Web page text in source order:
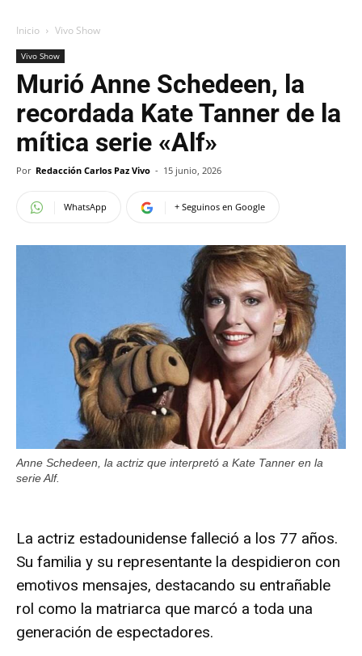
Inicio Vivo Show
Vivo Show
Murió Anne Schedeen, la
recordada Kate Tanner de la
mítica serie «Alf»
Por Redacción Carlos Paz Vivo - 15 junio, 2026
WhatsApp + Seguinos en Google
Anne Schedeen, la actriz que interpretó a Kate Tanner en la
serie Alf.
La actriz estadounidense falleció a los 77 años.
Su familia y su representante la despidieron con
emotivos mensajes, destacando su entrañable
rol como la matriarca que marcó a toda una
generación de espectadores.